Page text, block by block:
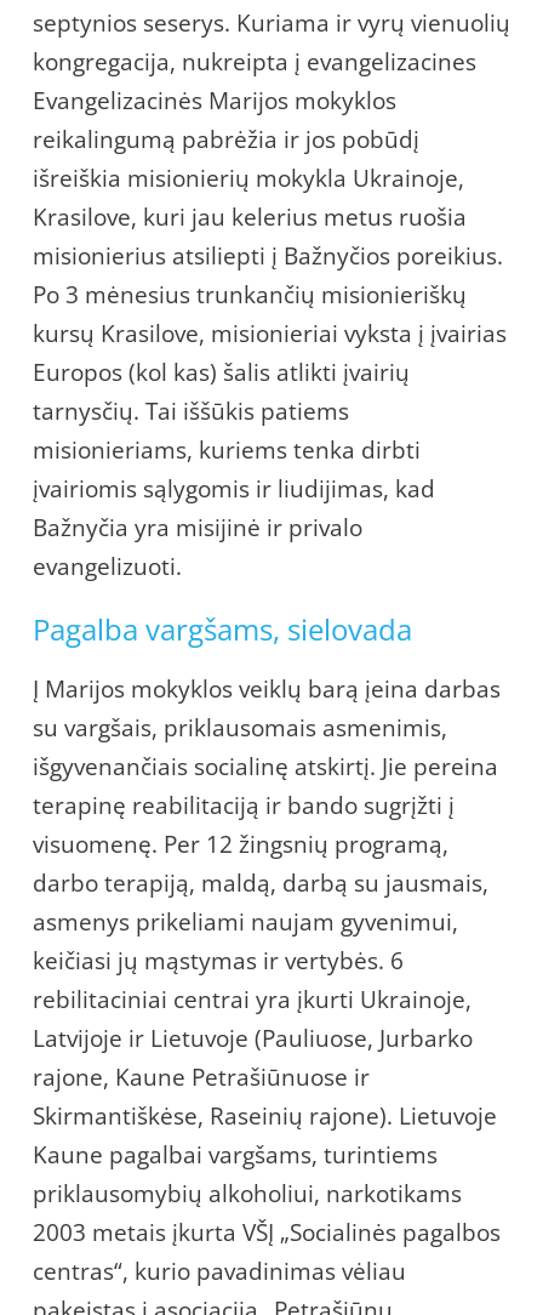
septynios seserys. Kuriama ir vyrų vienuolių
kongregacija, nukreipta į evangelizacines
Evangelizacinės Marijos mokyklos
reikalingumą pabrėžia ir jos pobūdį
išreiškia misionierių mokykla Ukrainoje,
Krasilove, kuri jau kelerius metus ruošia
misionierius atsiliepti į Bažnyčios poreikius.
Po 3 mėnesius trunkančių misionieriškų
kursų Krasilove, misionieriai vyksta į įvairias
Europos (kol kas) šalis atlikti įvairių
tarnysčių. Tai iššūkis patiems
misionieriams, kuriems tenka dirbti
įvairiomis sąlygomis ir liudijimas, kad
Bažnyčia yra misijinė ir privalo
evangelizuoti.
Pagalba vargšams, sielovada
Į Marijos mokyklos veiklų barą įeina darbas
su vargšais, priklausomais asmenimis,
išgyvenančiais socialinę atskirtį. Jie pereina
terapinę reabilitaciją ir bando sugrįžti į
visuomenę. Per 12 žingsnių programą,
darbo terapiją, maldą, darbą su jausmais,
asmenys prikeliami naujam gyvenimui,
keičiasi jų mąstymas ir vertybės. 6
rebilitaciniai centrai yra įkurti Ukrainoje,
Latvijoje ir Lietuvoje (Pauliuose, Jurbarko
rajone, Kaune Petrašiūnuose ir
Skirmantiškėse, Raseinių rajone). Lietuvoje
Kaune pagalbai vargšams, turintiems
priklausomybių alkoholiui, narkotikams
2003 metais įkurta VŠĮ „Socialinės pagalbos
centras“, kurio pavadinimas vėliau